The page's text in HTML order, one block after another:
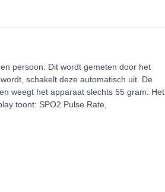
persoon. Dit wordt gemeten door het
schakelt deze automatisch uit. De
weegt het apparaat slechts 55 gram. Het
toont: SPO2 Pulse Rate,